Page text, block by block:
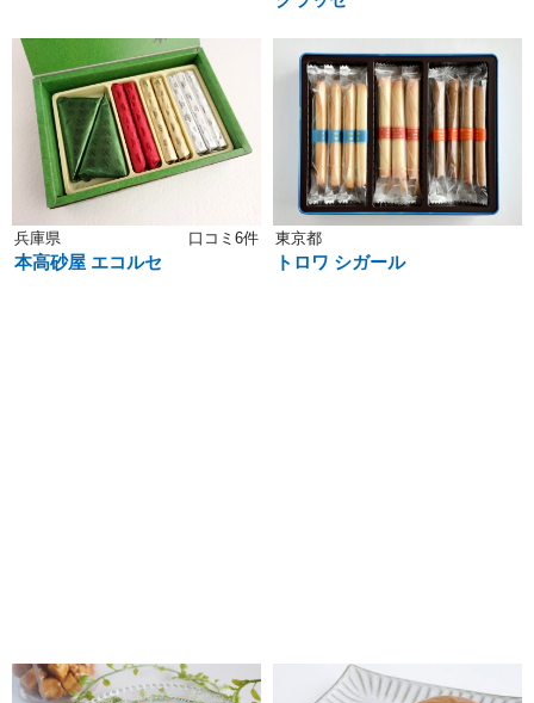
兵庫県 口コミ6件
本高砂屋 エコルセ
東京都
トロワ シガール